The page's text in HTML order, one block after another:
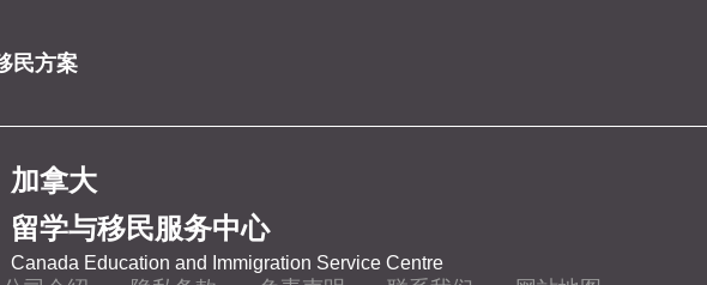
民方案
加拿大
留学与移民服务中心
Canada Education and Immigration Service Centre